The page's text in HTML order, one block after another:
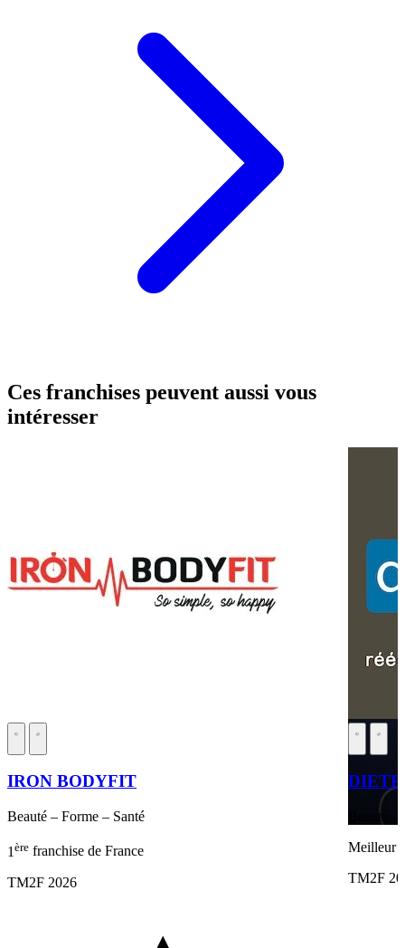
Ces franchises peuvent aussi vous
intéresser
IRON BODYFIT
Beauté – Forme – Santé
1 ère franchise de France
TM2F 2026
Beauté
Meilleur
TM2F